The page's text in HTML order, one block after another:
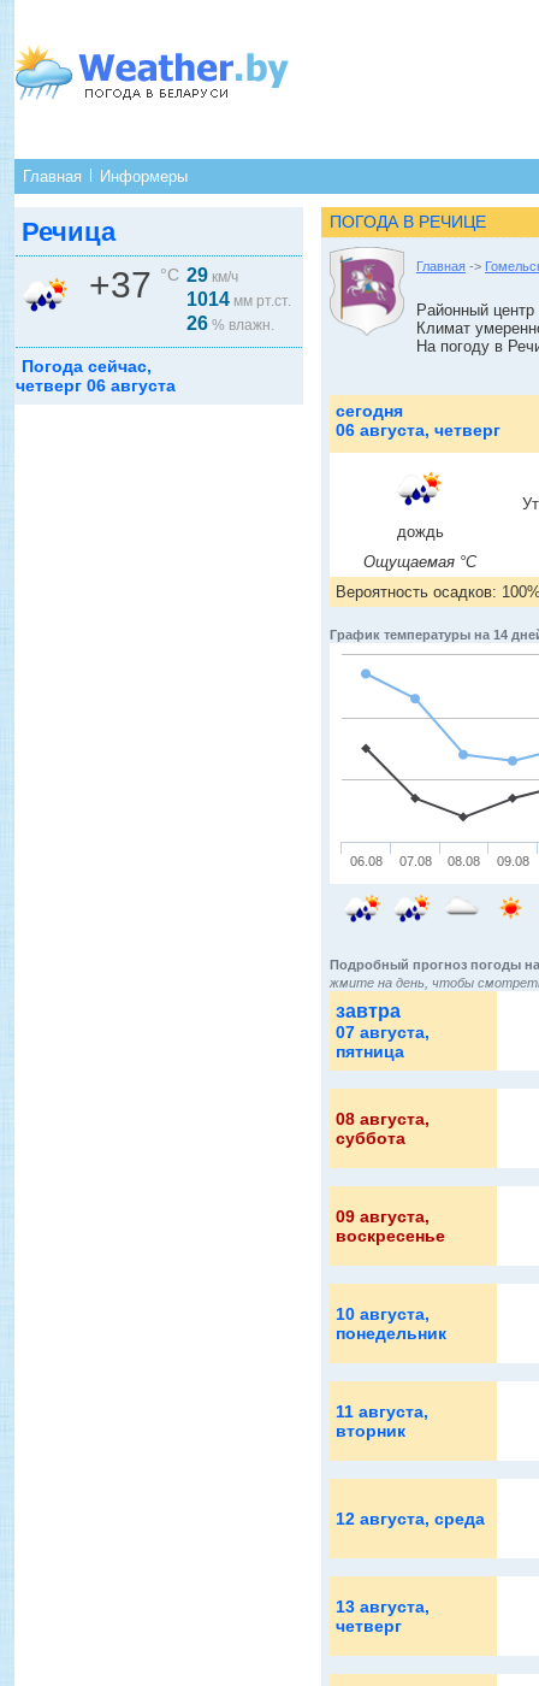
Главная Информеры
Речица
+37 °C 29 км/ч
1014 мм рт.ст.
26 % влажн.
Погода сейчас,
четверг 06 августа
ПОГОДА В РЕЧИЦЕ
Главная ->
Районный
Климат
На погоду в
сегодня
06 августа, четверг
дождь
Ощущаемая °C
Вероятность осадков:
График температуры на 14
06.08 07.08 08.08 09.08
Подробный прогноз погоды
жмите на день, чтобы
завтра
07 августа,
пятница
08 августа,
суббота
09 августа,
воскресенье
10 августа,
понедельник
11 августа,
вторник
12 августа, среда
13 августа,
четверг